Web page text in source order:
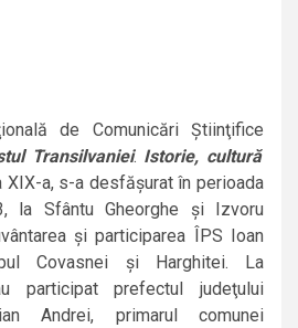
de Comunicări Ştiinţifice
Transilvaniei. Istorie, cultură
XIX-a, s-a desfăşuratîn perioada
la Sfântu Gheorghe şi Izvoru
şi participarea ÎPS Ioan
Covasnei şi Harghitei. La
participat prefectul judeţului
Andrei, primarul comunei